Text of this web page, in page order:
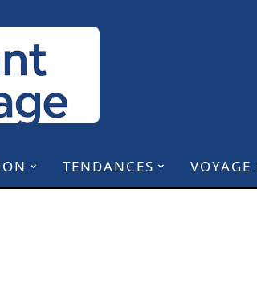
TENDANCES VOYAGE